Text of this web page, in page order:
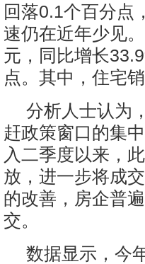
回落0.1个百分点
速仍在近年少见
元，同比增长
点。其中，住宅
分析人士认为
赶政策窗口的集
入二季度以来，
放，进一步将成
的改善，房企普
交。
数据显示，今